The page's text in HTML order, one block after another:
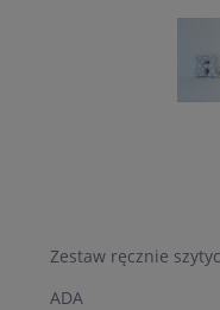
Zestaw ręcznie
ADA